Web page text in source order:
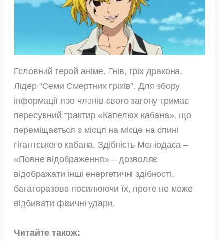
Головний герой аніме. Гнів, гріх дракона.
Лідер “Семи Смертних гріхів”. Для збору
інформації про членів свого загону тримає
пересувний трактир «Капелюх кабана», що
переміщається з місця на місце на спині
гігантського кабана. Здібність Меліодаса –
«Повне відображення» – дозволяє
відображати інші енергетичні здібності,
багаторазово посилюючи їх, проте не може
відбивати фізичні удари.
Читайте також: